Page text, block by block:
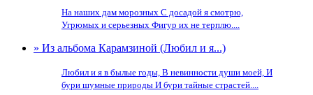
На наших дам морозных С досадой я смотрю,
Угрюмых и серьезных Фигур их не терплю....
» Из альбома Карамзиной (Любил и я...)
Любил и я в былые годы, В невинности души моей, И
бури шумные природы И бури тайные страстей....